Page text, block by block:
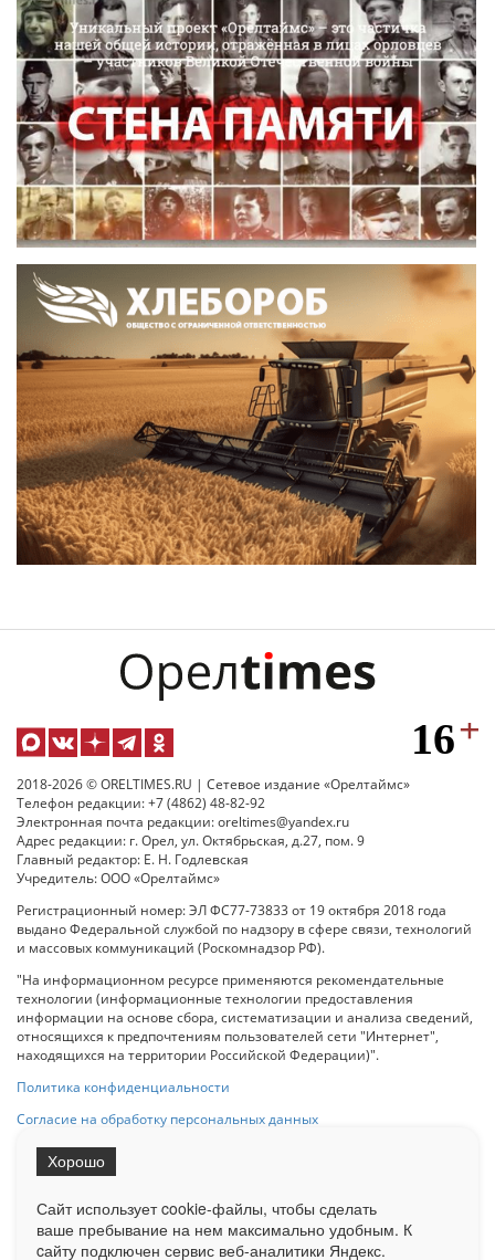
2018-2026 © ORELTIMES.RU | Сетевое издание «Орелтаймс»
Телефон редакции: +7 (4862) 48-82-92
Электронная почта редакции: oreltimes@yandex.ru
Адрес редакции: г. Орел, ул. Октябрьская, д.27, пом. 9
Главный редактор: Е. Н. Годлевская
Учредитель: ООО «Орелтаймс»
Регистрационный номер: ЭЛ ФС77-73833 от 19 октября 2018 года
выдано Федеральной службой по надзору в сфере связи, технологий
и массовых коммуникаций (Роскомнадзор РФ).
"На информационном ресурсе применяются рекомендательные
технологии (информационные технологии предоставления
информации на основе сбора, систематизации и анализа сведений,
относящихся к предпочтениям пользователей сети "Интернет",
находящихся на территории Российской Федерации)".
Политика конфиденциальности
Согласие на обработку персональных данных
на Сетевое издание «ОрелТаймс» обязательна.
Ограниченная статистика посещаемости доступна на сайте
Сайт использует cookie-файлы, чтобы сделать
ваше пребывание на нем максимально удобным. К
cайту подключен сервис веб-аналитики Яндекс.
Хорошо